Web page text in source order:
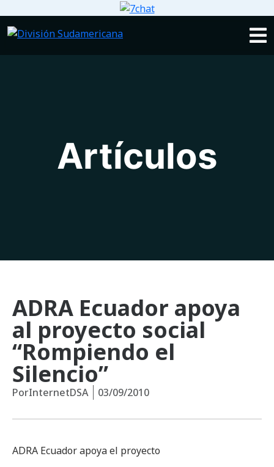
Artículos
ADRA Ecuador apoya
al proyecto social
“Rompiendo el
Silencio”
PorInternetDSA 03/09/2010
ADRA Ecuador apoya el proyecto